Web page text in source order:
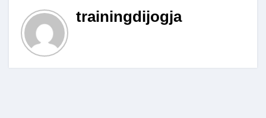
trainingdijogja